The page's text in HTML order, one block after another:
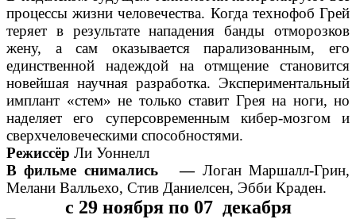
процессы жизни человечества. Когда технофоб Грей
теряет в результате нападения банды отморозков
жену, а сам оказывается парализованным, его
единственной надеждой на отмщение становится
новейшая научная разработка. Экспериментальный
имплант «стем» не только ставит Грея на ноги, но
наделяет его суперсовременным кибер-мозгом и
сверхчеловеческими способностями.
Режиссёр Ли Уоннелл
В фильме снимались
— Логан Маршалл-Грин,
Мелани Валльехо, Стив Даниелсен, Эбби Краден.
с 29 ноября по 07 декабря